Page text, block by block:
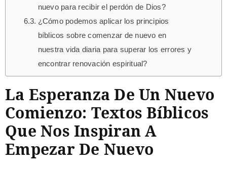
nuevo para recibir el perdón de Dios?
¿Cómo podemos aplicar los principios
bíblicos sobre comenzar de nuevo en
nuestra vida diaria para superar los errores y
encontrar renovación espiritual?
La Esperanza De Un Nuevo
Comienzo: Textos Bíblicos
Que Nos Inspiran A
Empezar De Nuevo